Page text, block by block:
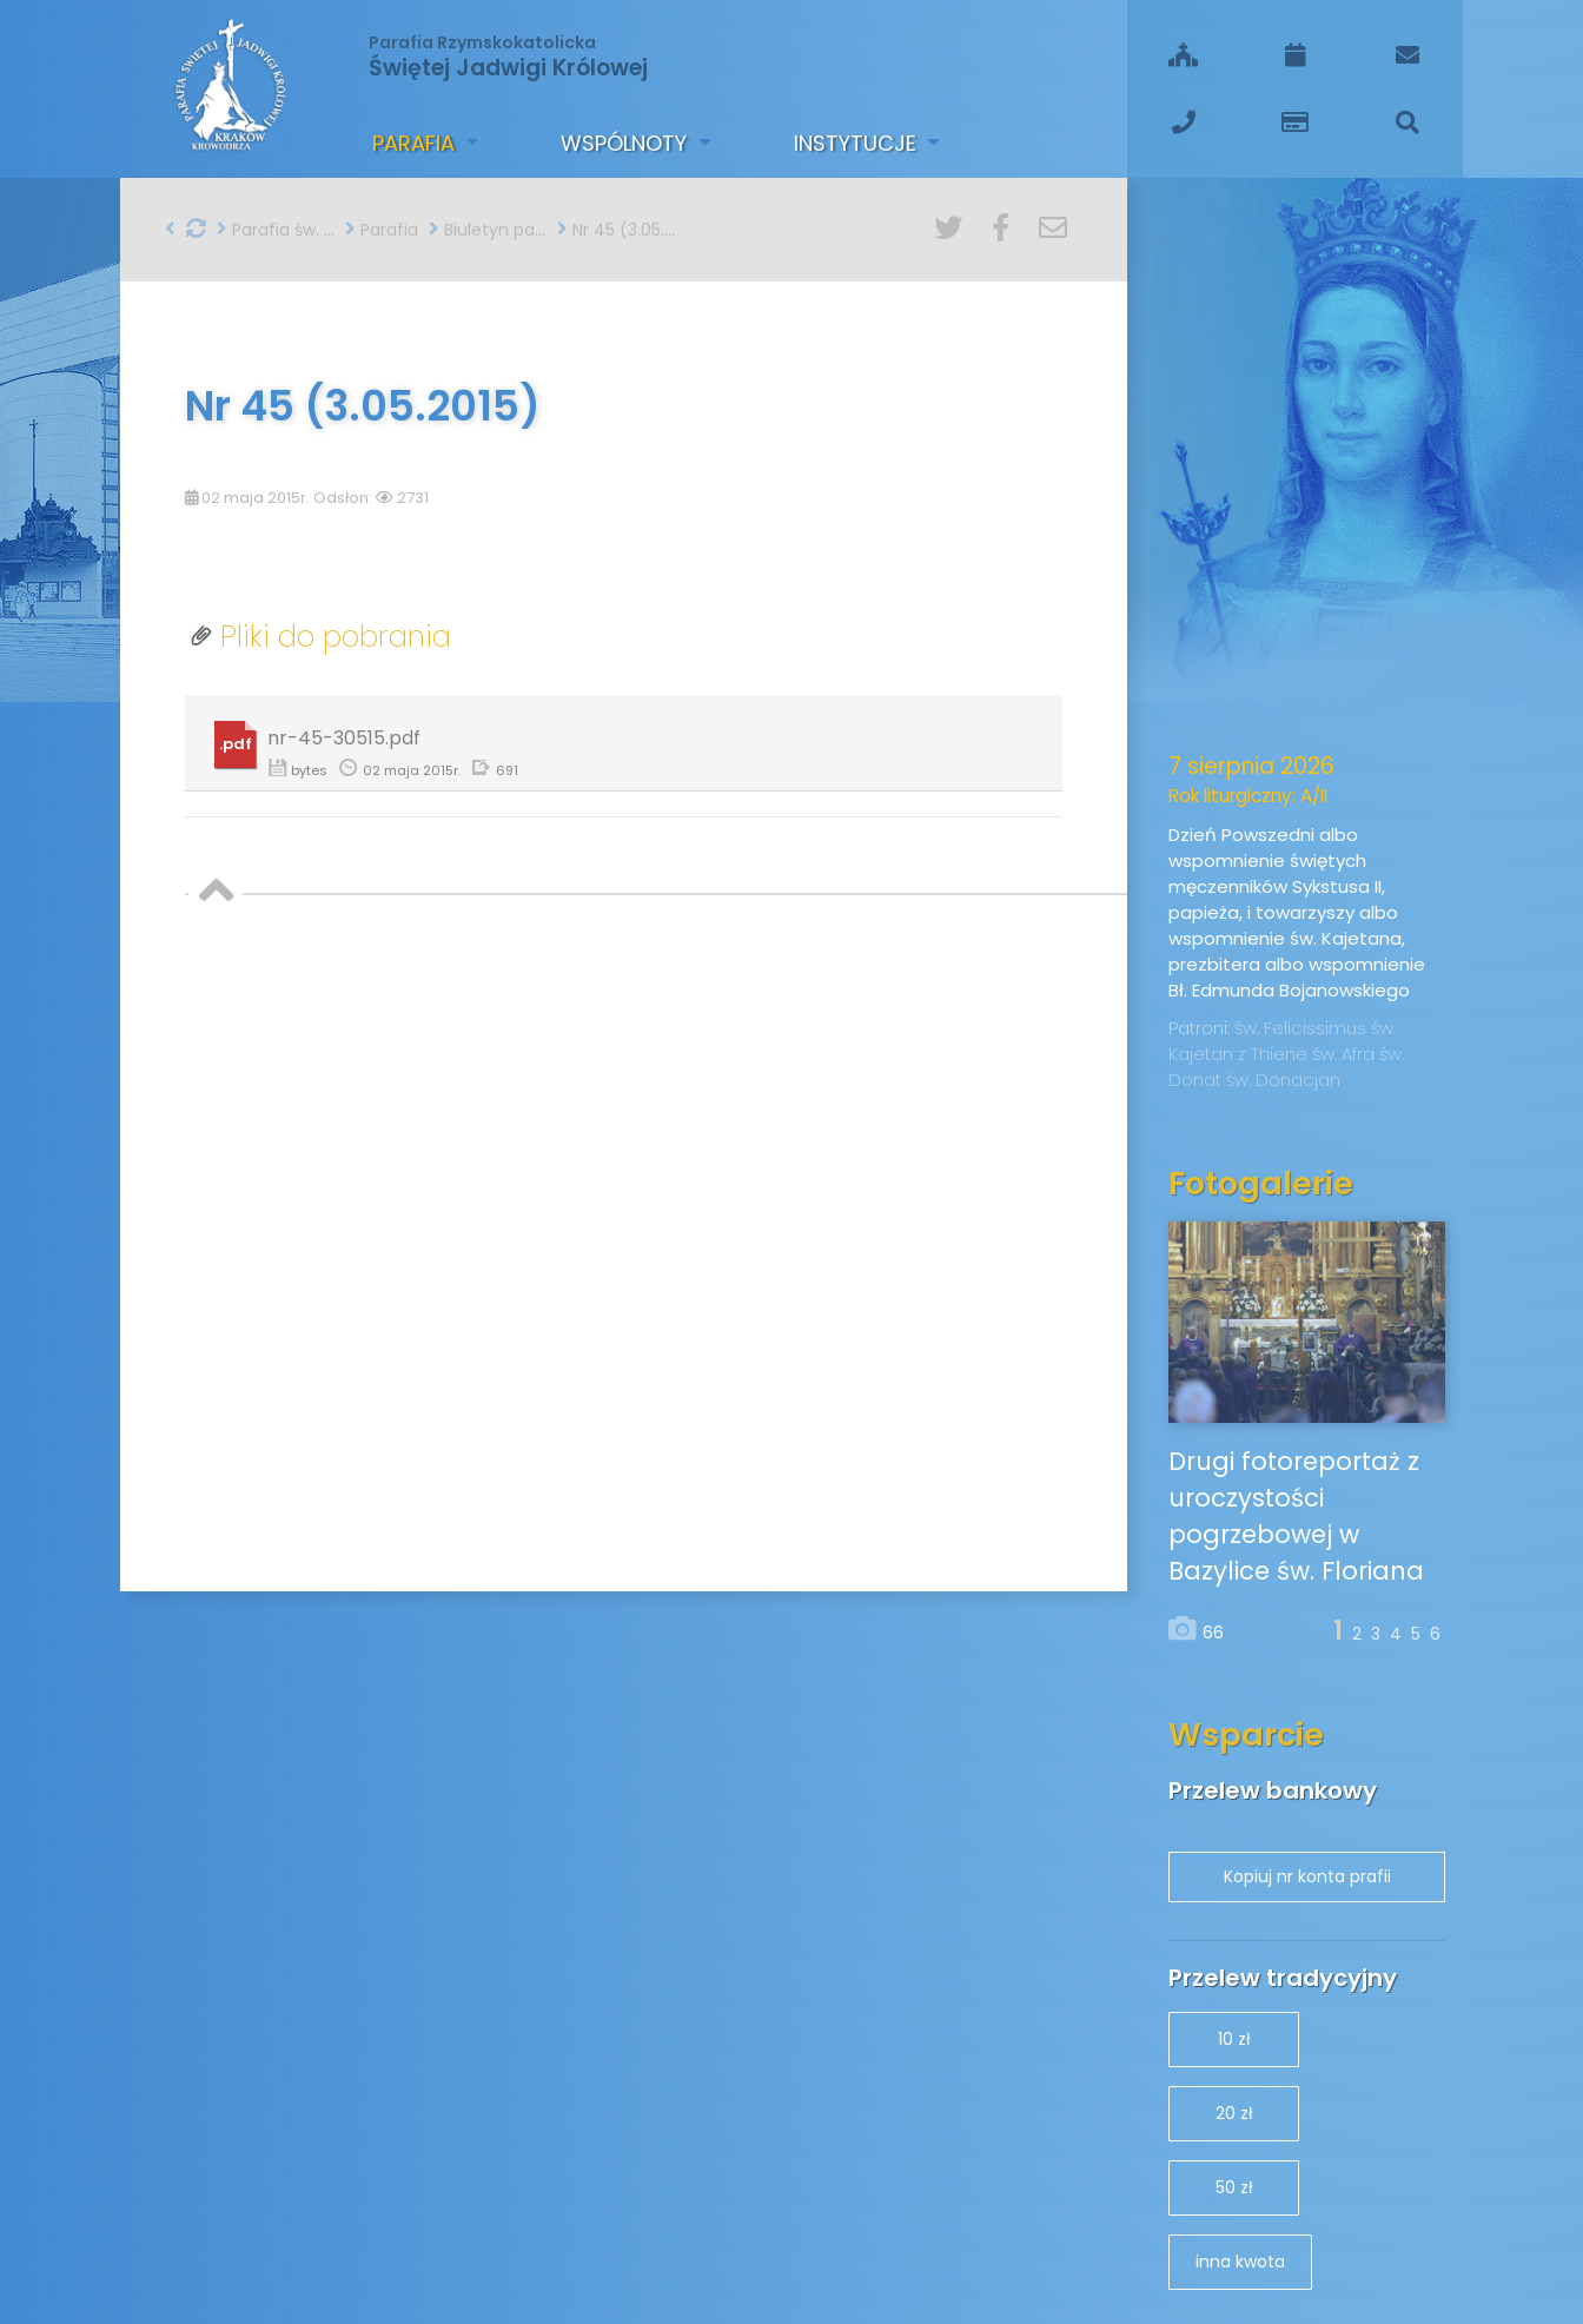
Parafia Rzymskokatolicka
Świętej Jadwigi Królowej
PARAFIA WSPÓLNOTY INSTYTUCJE
Parafia św. Jadwigi w Krakowie Parafia Biuletyn parafialny Nr 45 (3.05.2015)
Nr 45 (3.05.2015)
02 maja 2015r. Odsłon: 2731
Pliki do pobrania
.pdf nr-45-30515.pdf
bytes 02 maja 2015r. 691 7 sierpnia 2026
Rok liturgiczny: A/II
Dzień Powszedni albo
wspomnienie świętych
męczenników Sykstusa II,
papieża, i towarzyszy albo
wspomnienie św. Kajetana,
prezbitera albo wspomnienie
Bł. Edmunda Bojanowskiego
Patroni: św. Felicissimus św.
Kajetan z Thiene św. Afra św.
Donat św. Donacjan
Fotogalerie
Drugi fotoreportaż z
uroczystości
pogrzebowej w
Bazylice św. Floriana
66 1 2 3 4 5 6
Wsparcie
Przelew bankowy
Przelew tradycyjny
10 zł
20 zł
50 zł
inna kwota